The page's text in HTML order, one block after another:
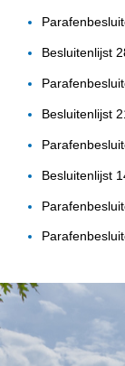
Besluitenlijst
Besluitenlijst
Besluitenlijst